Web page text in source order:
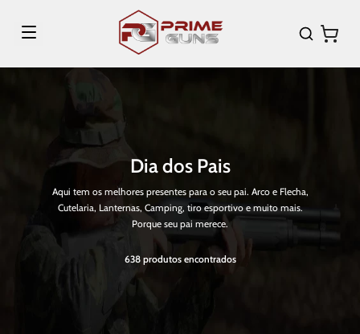
Dia dos Pais
Aqui tem os melhores presentes para o seu pai. Arco e Flecha,
Cutelaria, Lanternas, Camping, tiro esportivo e muito mais.
Porque seu pai merece.
638 produtos